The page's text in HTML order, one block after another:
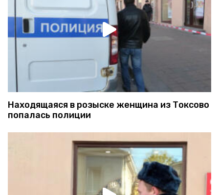
Находящаяся в розыске женщина из Токсово
попалась полиции